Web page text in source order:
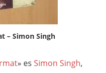
– Simon Singh
» esSimon Singh,